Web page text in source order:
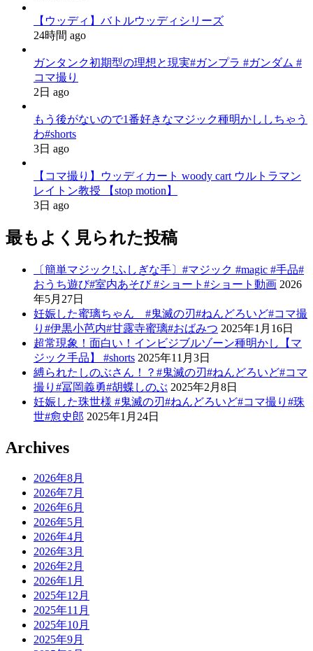
【ウッディ】バトルウッディシリーズ
24時間 ago
ガンタンク初期型の理想と現実#ガンプラ #ガンダム #
コマ撮り
2日 ago
もう後がないので1番好きなマジック種明かししちゃう
わ#shorts
3日 ago
【コマ撮り】ウッディカート woody cart ウルトラマン
レイトン教授 【stop motion】
3日 ago
最もよく見られた投稿
〔簡単マジック!ふしぎな手〕#マジック #magic #手品#
おうち遊び#室内あそび #ショート#ショート動画 2026
年5月27日
妊娠した蜜璃ちゃん #鬼滅の刃#ねんどろいど#コマ撮
り#伊黒小芭内#甘露寺蜜璃#おばみつ 2025年1月16日
超常現象！面白い！インビジブルゾーン種明かし【マ
ジック手品】 #shorts 2025年11月3日
縛られたしのぶさん！？#鬼滅の刃#ねんどろいど#コマ
撮り#冨岡義勇#胡蝶しのぶ 2025年2月8日
妊娠した珠世様 #鬼滅の刃#ねんどろいど#コマ撮り#珠
世#愈史郎 2025年1月24日
Archives
2026年8月
2026年7月
2026年6月
2026年5月
2026年4月
2026年3月
2026年2月
2026年1月
2025年12月
2025年11月
2025年10月
2025年9月